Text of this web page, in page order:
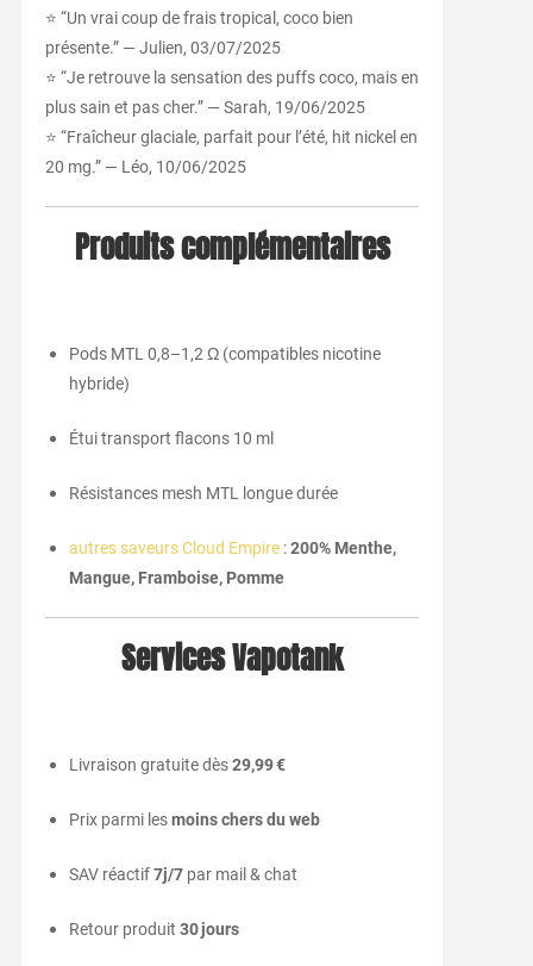
⭐ “Un vrai coup de frais tropical, coco bien
présente.” — Julien, 03/07/2025
⭐ “Je retrouve la sensation des puffs coco, mais en
plus sain et pas cher.” — Sarah, 19/06/2025
⭐ “Fraîcheur glaciale, parfait pour l’été, hit nickel en
20 mg.” — Léo, 10/06/2025
Produits complémentaires
Pods MTL 0,8–1,2 Ω (compatibles nicotine
hybride)
Étui transport flacons 10 ml
Résistances mesh MTL longue durée
autres saveurs Cloud Empire:200% Menthe,
Mangue, Framboise, Pomme
Services Vapotank
Livraison gratuite dès29,99 €
Prix parmi lesmoins chers du web
SAV réactif7j/7par mail & chat
Retour produit 30 jours